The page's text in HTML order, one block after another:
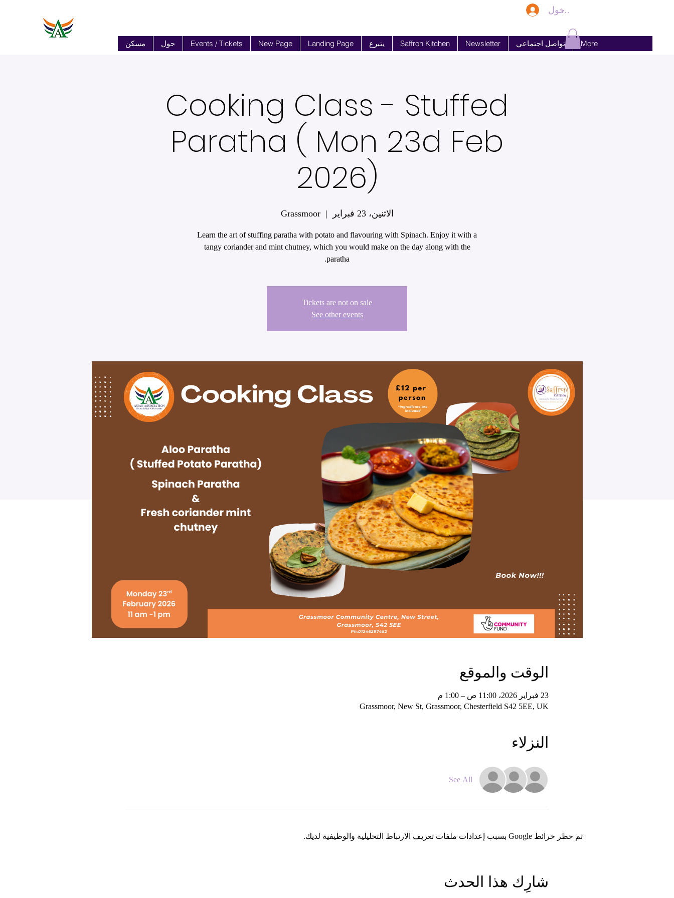
تسجيل الدخول
مسكن حول Events / Tickets New Page Landing Page يتبرع Saffron Kitchen Newsletter تواصل اجتماعي More
Cooking Class - Stuffed
Paratha ( Mon 23d Feb
2026)
الاثنين، 23 فبراير
  |
Grassmoor
Learn the art of stuffing paratha with potato and flavouring with Spinach. Enjoy it with a
tangy coriander and mint chutney, which you would make on the day along with the
paratha.
Tickets are not on sale
See other events
الوقت والموقع
23 فبراير 2026، 11:00 ص – 1:00 م
Grassmoor, New St, Grassmoor, Chesterfield S42 5EE, UK
النزلاء
See All
تم حظر خرائط Google بسبب إعدادات ملفات تعريف الارتباط التحليلية والوظيفية لديك.
شارِك هذا الحدث